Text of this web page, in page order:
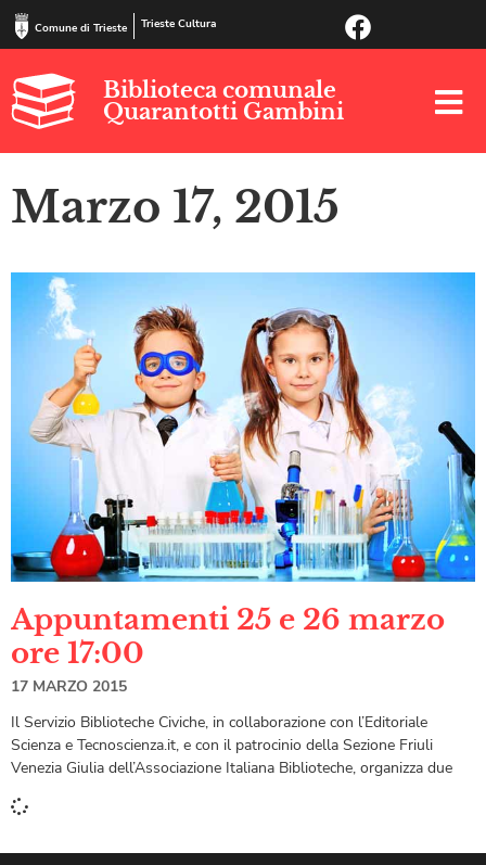
Comune di Trieste Trieste Cultura
Biblioteca comunale
Quarantotti Gambini
Marzo 17, 2015
Appuntamenti 25 e 26 marzo
ore 17:00
17 MARZO 2015
Il Servizio Biblioteche Civiche, in collaborazione con l’Editoriale
Scienza e Tecnoscienza.it, e con il patrocinio della Sezione Friuli
Venezia Giulia dell’Associazione Italiana Biblioteche, organizza due